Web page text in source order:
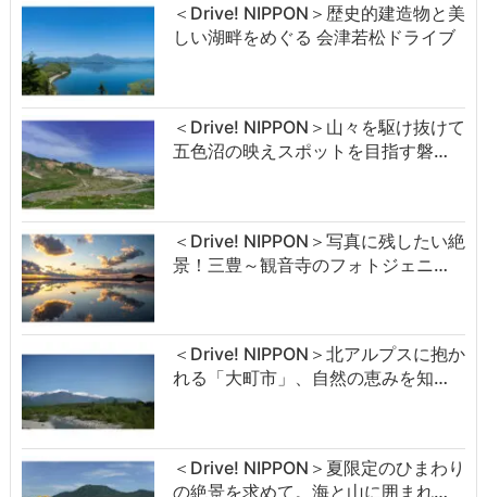
＜Drive! NIPPON＞歴史的建造物と美
しい湖畔をめぐる 会津若松ドライブ
＜Drive! NIPPON＞山々を駆け抜けて
五色沼の映えスポットを目指す磐…
＜Drive! NIPPON＞写真に残したい絶
景！三豊～観音寺のフォトジェニ…
＜Drive! NIPPON＞北アルプスに抱か
れる「大町市」、自然の恵みを知…
＜Drive! NIPPON＞夏限定のひまわり
の絶景を求めて。海と山に囲まれ…